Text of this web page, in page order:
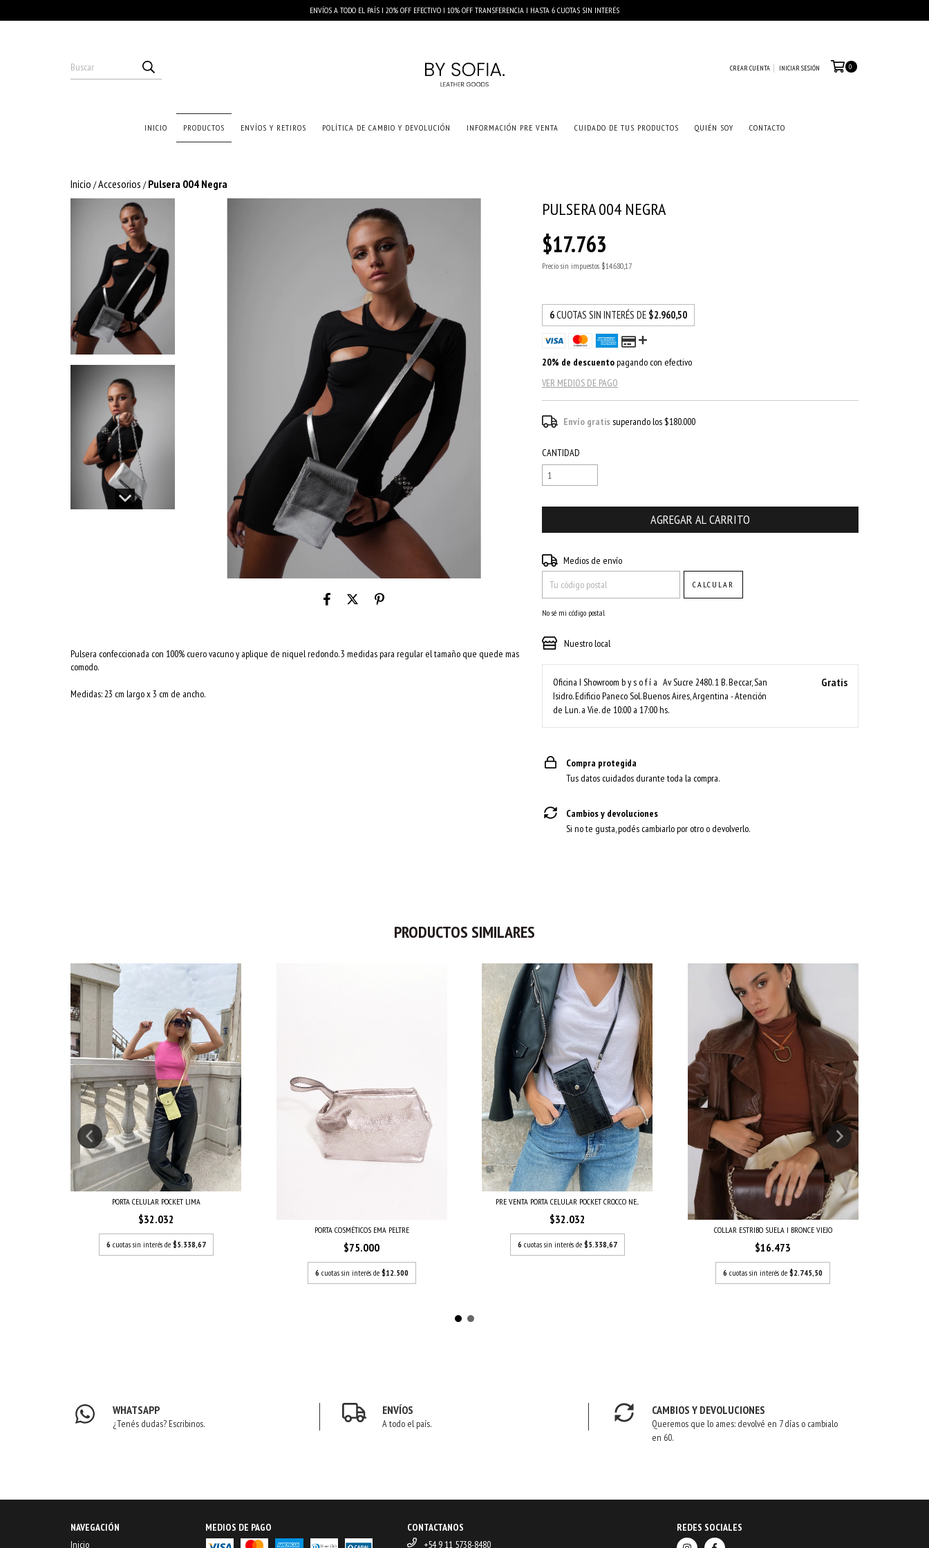
ENVÍOS A TODO EL PAÍS I 20% OFF EFECTIVO I 10% OFF TRANSFERENCIA I HASTA 6 CUOTAS SIN INTERÉS
CREAR CUENTA INICIAR SESIÓN 0
INICIO PRODUCTOS ENVÍOS Y RETIROS POLÍTICA DE CAMBIO Y DEVOLUCIÓN INFORMACIÓN PRE VENTA CUIDADO DE TUS PRODUCTOS QUIÉN SOY CONTACTO
Inicio /Accesorios / Pulsera 004 Negra
Pulsera confeccionada con 100% cuero vacuno y aplique de niquel redondo. 3 medidas para regular el tamaño que quede mas
comodo.
Medidas: 23 cm largo x 3 cm de ancho.
PULSERA 004 NEGRA
$17.763
Precio sin impuestos $14.680,17
6CUOTAS SIN INTERÉS DE $2.960,50
20% de descuentopagando con efectivo
VER MEDIOS DE PAGO
Envío gratissuperando los $180.000
CANTIDAD
Entregas para el CP:
Medios de envío
CALCULAR
No sé mi código postal
Nuestro local
Oficina I Showroom b y s o f í a Av Sucre 2480. 1 B. Beccar, San
Isidro. Edificio Paneco Sol. Buenos Aires, Argentina - Atención
de Lun. a Vie. de 10:00 a 17:00 hs.
Gratis
Compra protegida
Tus datos cuidados durante toda la compra.
Cambios y devoluciones
Si no te gusta, podés cambiarlo por otro o devolverlo.
PRODUCTOS SIMILARES
PORTA CELULAR POCKET LIMA
$32.032
6 cuotas sin interés de $5.338,67
PORTA COSMÉTICOS EMA PELTRE
$75.000
6 cuotas sin interés de $12.500
PRE VENTA PORTA CELULAR POCKET CROCCO NE...
$32.032
6 cuotas sin interés de $5.338,67
COLLAR ESTRIBO SUELA I BRONCE VIEJO
$16.473
6 cuotas sin interés de$2.745,50
WHATSAPP
¿Tenés dudas? Escribinos.
ENVÍOS
A todo el país.
CAMBIOS Y DEVOLUCIONES
Queremos que lo ames: devolvé en 7 días o cambialo
en 60.
NAVEGACIÓN
Inicio
MEDIOS DE PAGO
CONTACTANOS
+54 9 11 5738-8480
REDES SOCIALES